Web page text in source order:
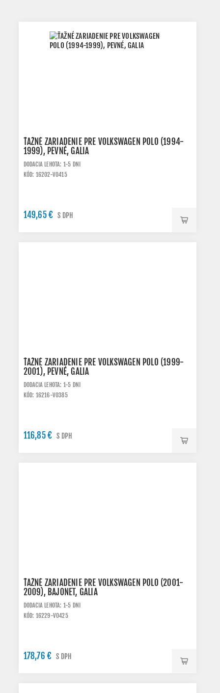
ŤAŽNÉ ZARIADENIE PRE VOLKSWAGEN POLO (1994-
1999), PEVNÉ, GALIA
DODACIA LEHOTA: 1-5 DNI
KÓD: 16202-V0415
149,65 € S DPH
ŤAŽNÉ ZARIADENIE PRE VOLKSWAGEN POLO (1999-
2001), PEVNÉ, GALIA
DODACIA LEHOTA: 1-5 DNI
KÓD: 16216-V0385
116,85 € S DPH
ŤAŽNÉ ZARIADENIE PRE VOLKSWAGEN POLO (2001-
2009), BAJONET, GALIA
DODACIA LEHOTA: 1-5 DNI
KÓD: 16229-V0425
178,76 € S DPH